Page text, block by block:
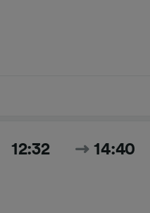
12:32 14:40